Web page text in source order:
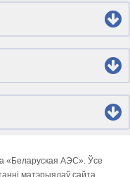
«Беларуская АЭС». Ўсе
матэрыялаў сайта,